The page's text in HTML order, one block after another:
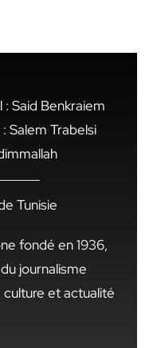
Said Benkraiem
Salem Trabelsi
Tunisie
fondé en 1936,
journalisme
culture et actualité